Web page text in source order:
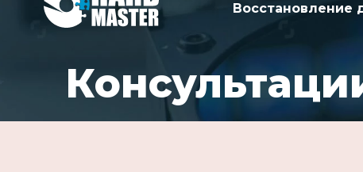
Восстановление